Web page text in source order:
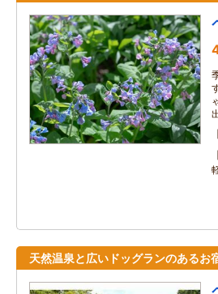
天然温泉と広いドッグランのあるお